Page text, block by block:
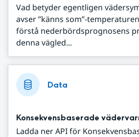
Vad betyder egentligen
avser ”känns som”-
förstå nederbördsprognosens
denna vägled...
Data
Konsekvensbaserade
Ladda ner API för